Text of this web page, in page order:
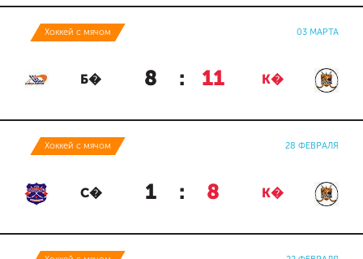
Хоккей с мячом 03 МАРТА
Б� 8 : 11 К�
Хоккей с мячом 28 ФЕВРАЛЯ
С� 1 : 8 К�